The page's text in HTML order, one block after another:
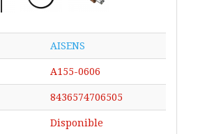
AISENS
A155-0606
8436574706505
Disponible